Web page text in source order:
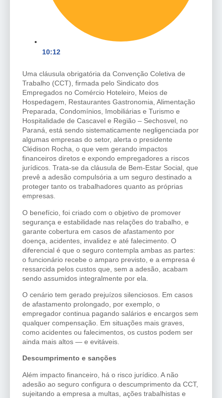
10:12
Uma cláusula obrigatória da Convenção Coletiva de
Trabalho (CCT), firmada pelo Sindicato dos
Empregados no Comércio Hoteleiro, Meios de
Hospedagem, Restaurantes Gastronomia, Alimentação
Preparada, Condomínios, Imobiliárias e Turismo e
Hospitalidade de Cascavel e Região – Sechosvel, no
Paraná, está sendo sistematicamente negligenciada por
algumas empresas do setor, alerta o presidente
Clédison Rocha, o que vem gerando impactos
financeiros diretos e expondo empregadores a riscos
jurídicos. Trata-se da cláusula de Bem-Estar Social, que
prevê a adesão compulsória a um seguro destinado a
proteger tanto os trabalhadores quanto as próprias
empresas.
O benefício, foi criado com o objetivo de promover
segurança e estabilidade nas relações do trabalho, e
garante cobertura em casos de afastamento por
doença, acidentes, invalidez e até falecimento. O
diferencial é que o seguro contempla ambas as partes:
o funcionário recebe o amparo previsto, e a empresa é
ressarcida pelos custos que, sem a adesão, acabam
sendo assumidos integralmente por ela.
O cenário tem gerado prejuízos silenciosos. Em casos
de afastamento prolongado, por exemplo, o
empregador continua pagando salários e encargos sem
qualquer compensação. Em situações mais graves,
como acidentes ou falecimentos, os custos podem ser
ainda mais altos — e evitáveis.
Descumprimento e sanções
Além impacto financeiro, há o risco jurídico. A não
adesão ao seguro configura o descumprimento da CCT,
sujeitando a empresa a multas, ações trabalhistas e